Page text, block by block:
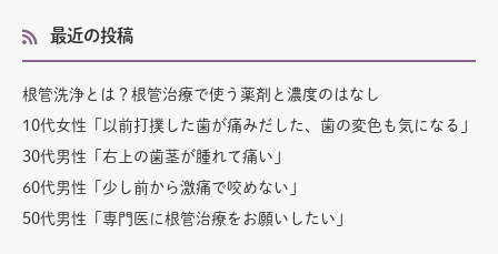
最近の投稿
根管洗浄とは？根管治療で使う薬剤と濃度のはなし
10代女性「以前打撲した歯が痛みだした、歯の変色も気になる」
30代男性「右上の歯茎が腫れて痛い」
60代男性「少し前から激痛で咬めない」
50代男性「専門医に根管治療をお願いしたい」